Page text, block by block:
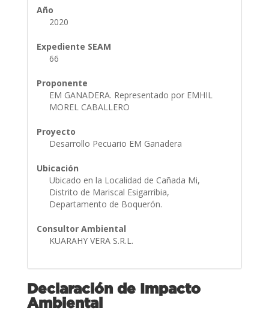
Año
2020
Expediente SEAM
66
Proponente
EM GANADERA. Representado por EMHIL
MOREL CABALLERO
Proyecto
Desarrollo Pecuario EM Ganadera
Ubicación
Ubicado en la Localidad de Cañada Mi,
Distrito de Mariscal Esigarribia,
Departamento de Boquerón.
Consultor Ambiental
KUARAHY VERA S.R.L.
Declaración de Impacto
Ambiental